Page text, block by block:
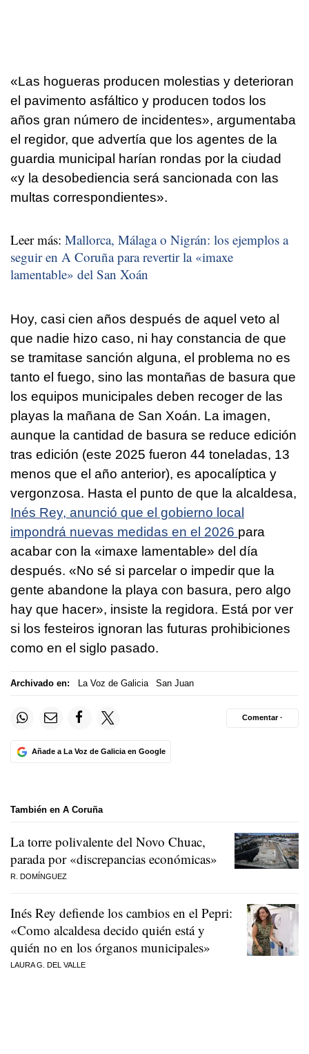
«Las hogueras producen molestias y deterioran
el pavimento asfáltico y producen todos los
años gran número de incidentes», argumentaba
el regidor, que advertía que los agentes de la
guardia municipal harían rondas por la ciudad
«y la desobediencia será sancionada con las
multas correspondientes».
Leer más: Mallorca, Málaga o Nigrán: los ejemplos a
seguir en A Coruña para revertir la «imaxe
lamentable» del San Xoán
Hoy, casi cien años después de aquel veto al
que nadie hizo caso, ni hay constancia de que
se tramitase sanción alguna, el problema no es
tanto el fuego, sino las montañas de basura que
los equipos municipales deben recoger de las
playas la mañana de San Xoán. La imagen,
aunque la cantidad de basura se reduce edición
tras edición (este 2025 fueron 44 toneladas, 13
menos que el año anterior), es apocalíptica y
vergonzosa. Hasta el punto de que la alcaldesa,
Inés Rey, anunció que el gobierno local
impondrá nuevas medidas en el 2026 para
acabar con la «imaxe lamentable» del día
después. «No sé si parcelar o impedir que la
gente abandone la playa con basura, pero algo
hay que hacer», insiste la regidora. Está por ver
si los festeiros ignoran las futuras prohibiciones
como en el siglo pasado.
Archivado en: La Voz de Galicia San Juan
Añade a La Voz de Galicia en Google
Comentar ·
También en A Coruña
La torre polivalente del Novo Chuac,
parada por «discrepancias económicas»
R. DOMÍNGUEZ
Inés Rey defiende los cambios en el Pepri:
«Como alcaldesa decido quién está y
quién no en los órganos municipales»
LAURA G. DEL VALLE